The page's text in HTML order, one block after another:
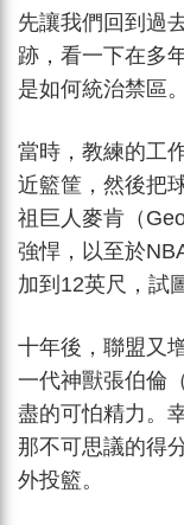
先讓我們回到過
跡，看一下在多
是如何統治禁區。
當時，教練的工
近籃筐，然後把
祖巨人麥肯（
強悍，以至於
加到12英尺，試
十年後，聯盟又
一代神獸張伯倫
盡的可怕精力。
那不可思議的得
外投籃。